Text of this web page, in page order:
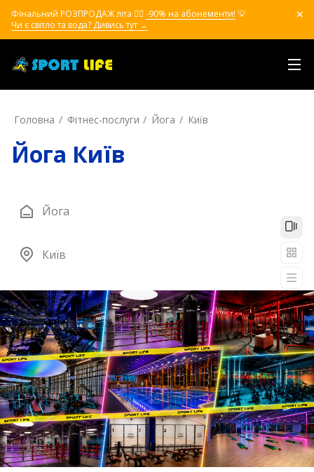
Фінальний РОЗПРОДАЖ літа ❤️‍🔥 -90% на абонементи! 💡
Чи є світло та вода? Дивись тут →
Головна Фітнес-послуги Йога Київ
Йога Київ
Йога
Київ